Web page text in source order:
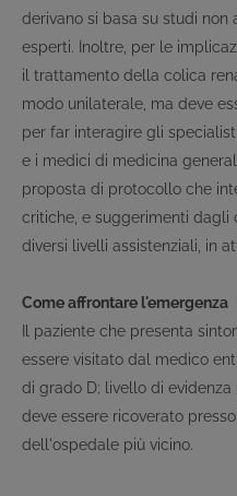
derivano si basa su studi non
esperti. Inoltre, per le
il trattamento della colica
modo unilaterale, ma deve
per far interagire gli
e i medici di medicina
proposta di protocollo che
critiche, e suggerimenti dagli
diversi livelli assistenziali, in
Come affrontare l'emergenza
Il paziente che presenta
essere visitato dal medico
di grado D; livello di evidenza
deve essere ricoverato
dell'ospedale più vicino.